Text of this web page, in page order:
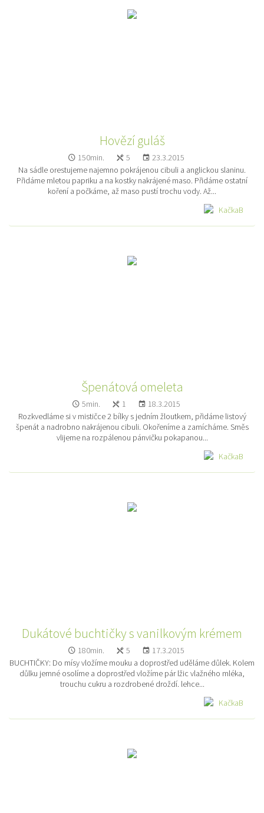
KačkaB
Hovězí guláš
150min. 5
23.3.2015
Na sádle orestujeme najemno pokrájenou cibuli a anglickou slaninu.
Přidáme mletou papriku a na kostky nakrájené maso. Přidáme ostatní
koření a počkáme, až maso pustí trochu vody. Až...
KačkaB
Špenátová omeleta
5min. 1
18.3.2015
Rozkvedláme si v mističce 2 bílky s jedním žloutkem, přidáme listový
špenát a nadrobno nakrájenou cibuli. Okořeníme a zamícháme. Směs
vlijeme na rozpálenou pánvičku pokapanou...
KačkaB
Dukátové buchtičky s vanilkovým krémem
180min. 5
17.3.2015
BUCHTIČKY: Do mísy vložíme mouku a doprostřed uděláme důlek. Kolem
důlku jemné osolíme a doprostřed vložíme pár lžic vlažného mléka,
trouchu cukru a rozdrobené droždí. lehce...